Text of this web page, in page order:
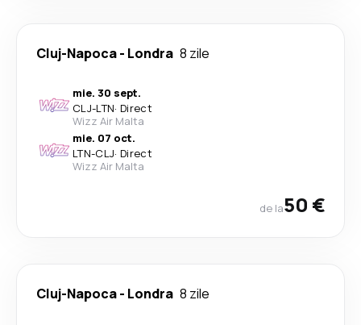
Cluj-Napoca- Londra 8 zile
mie. 30 sept.
CLJ-LTN· Direct
Wizz Air Malta
mie. 07 oct.
LTN-CLJ· Direct
Wizz Air Malta
de la50 €
Cluj-Napoca- Londra 8 zile